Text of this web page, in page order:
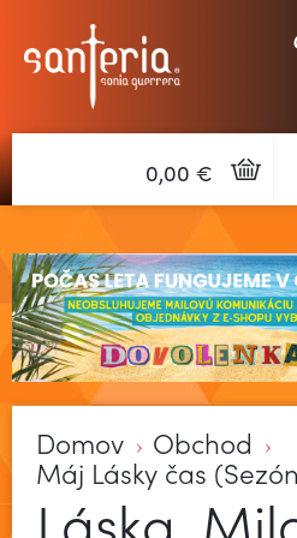
0,00 €
Domov Obchod
Máj Lásky čas